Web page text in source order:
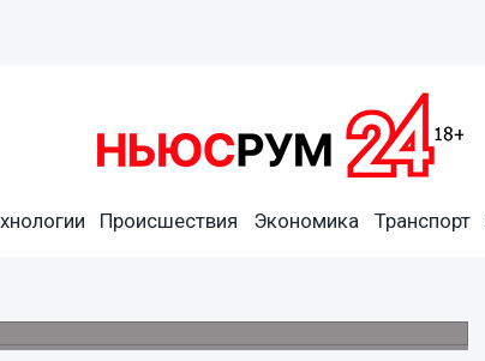
Происшествия Экономика Транспорт